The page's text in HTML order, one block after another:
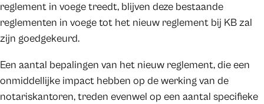
reglement in voege treedt, blijven deze bestaande
reglementen in voege tot het nieuw reglement bij KB zal
zijn goedgekeurd.
Een aantal bepalingen van het nieuw reglement, die een
onmiddellijke impact hebben op de werking van de
notariskantoren, treden evenwel op een aantal specifieke